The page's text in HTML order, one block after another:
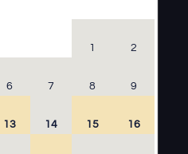
1 2
6 7 8 9
13 14 15 16